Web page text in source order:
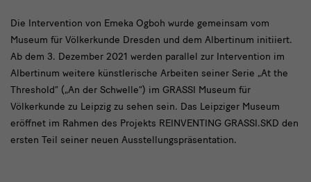
Die
Intervention
Die Intervention von Emeka Ogboh wurde gemeinsam vom
Museum für Völkerkunde Dresden und dem Albertinum initiiert.
Ab dem 3. Dezember 2021 werden parallel zur Intervention im
Albertinum weitere künstlerische Arbeiten seiner Serie „At the
Threshold“ („An der Schwelle“) im GRASSI Museum für
Völkerkunde zu Leipzig zu sehen sein. Das Leipziger Museum
eröffnet im Rahmen des Projekts REINVENTING GRASSI.SKD den
ersten Teil seiner neuen Ausstellungspräsentation.